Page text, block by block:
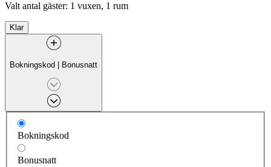
Valt antal gäster: 1 vuxen, 1 rum
Klar
Bokningskod | Bonusnatt
Bokningskod
Bonusnatt